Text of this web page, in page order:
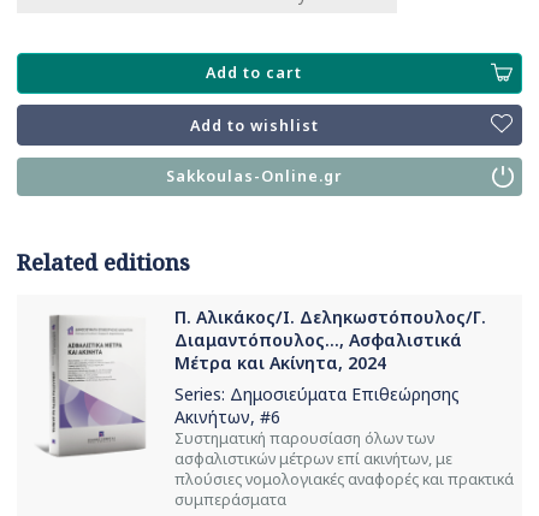
Add to cart
Add to wishlist
Sakkoulas-Online.gr
Related editions
Π. Αλικάκος/Ι. Δεληκωστόπουλος/Γ.
Διαμαντόπουλος..., Ασφαλιστικά
Μέτρα και Ακίνητα, 2024
Series: Δημοσιεύματα Επιθεώρησης
Ακινήτων, #6
Συστηματική παρουσίαση όλων των
ασφαλιστικών μέτρων επί ακινήτων, με
πλούσιες νομολογιακές αναφορές και πρακτικά
συμπεράσματα